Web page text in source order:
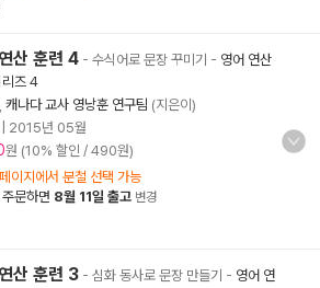
산 훈련 4 - 수식어로 문장 꾸미기 - 영어 연산
리즈 4
캐나다 교사 영낭훈 연구팀 (지은이)
2015년 05월
원 (10% 할인 / 490원)
이지에서 분철 선택 가능
문하면 8월 11일 출고 변경
산 훈련 3 - 심화 동사로 문장 만들기 - 영어 연